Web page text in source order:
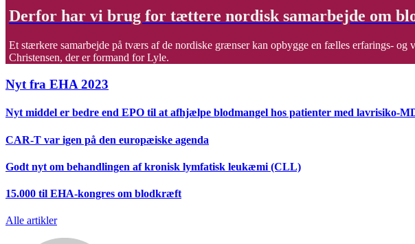
Derfor har vi brug for tættere nordisk samarbejde om
Et stærkere samarbejde på tværs af de nordiske grænser kan opbygge en fælles erfarings-
Christensen, der er formand for Lyle.
Nyt fra EHA 2023
Nyt middel er bedre end EPO til at afhjælpe blodmangel hos patienter med lavrisiko-
CAR-T var igen på den europæiske agenda
Godt nyt om behandlingen af kronisk lymfatisk leukæmi (CLL)
15.000 til EHA-kongres om blodkræft
Alle artikler